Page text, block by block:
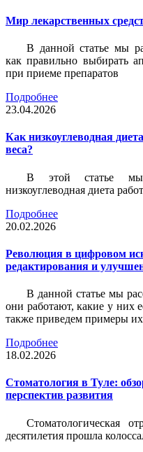
Мир лекарственных
В данной статье мы
как правильно выбирать
при приеме препаратов
Подробнее
23.04.2026
Как низкоуглеводная
веса?
В этой статье мы
низкоуглеводная диета
Подробнее
20.02.2026
Революция в цифровом
редактирования и
В данной статье мы
они работают, какие у них
также приведем примеры
Подробнее
18.02.2026
Стоматология в Туле:
перспектив развития
Стоматологическая
десятилетия прошла